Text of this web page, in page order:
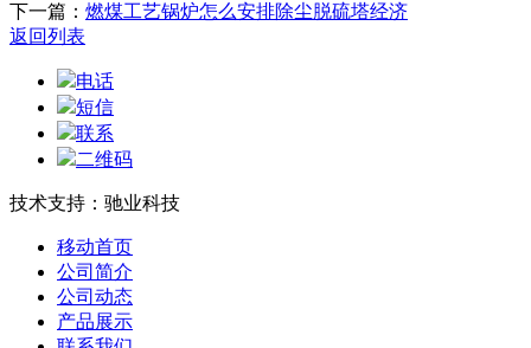
下一篇： 燃煤工艺锅炉怎么安排除尘脱硫塔经济
返回列表
电话
短信
联系
二维码
技术支持：驰业科技
移动首页
公司简介
公司动态
产品展示